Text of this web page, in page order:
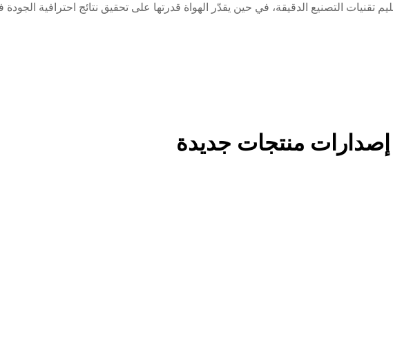
تقنيات التصنيع الدقيقة، في حين يقدّر الهواة قدرتها على تحقيق نتائج احترافية
إصدارات منتجات جديدة